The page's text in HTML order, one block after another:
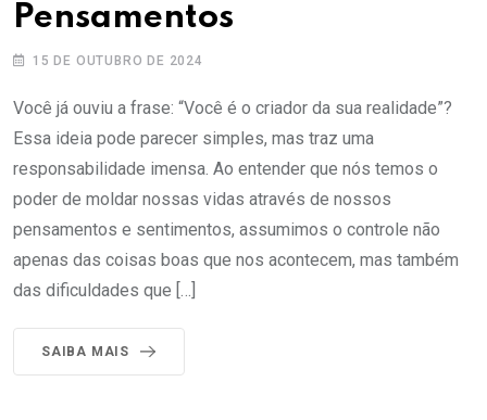
Pensamentos
15 DE OUTUBRO DE 2024
Você já ouviu a frase: “Você é o criador da sua realidade”?
Essa ideia pode parecer simples, mas traz uma
responsabilidade imensa. Ao entender que nós temos o
poder de moldar nossas vidas através de nossos
pensamentos e sentimentos, assumimos o controle não
apenas das coisas boas que nos acontecem, mas também
das dificuldades que […]
SAIBA MAIS